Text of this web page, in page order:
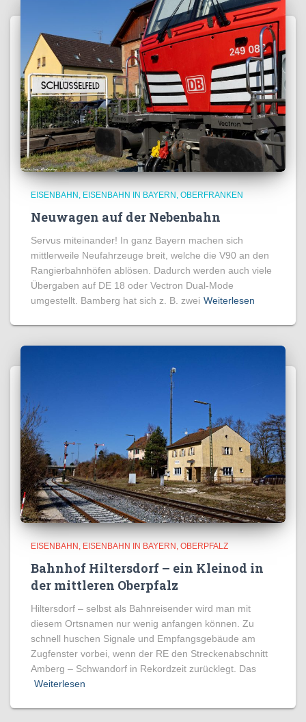
EISENBAHN EISENBAHN IN BAYERN OBERFRANKEN
Neuwagen auf der Nebenbahn
Servus miteinander! In ganz Bayern machen sich
mittlerweile Neufahrzeuge breit, welche die V90 an den
Rangierbahnhöfen ablösen. Dadurch werden auch viele
Übergaben auf DE 18 oder Vectron Dual-Mode
umgestellt. Bamberg hat sich z. B. zwei Weiterlesen
EISENBAHN EISENBAHN IN BAYERN OBERPFALZ
Bahnhof Hiltersdorf – ein Kleinod in
der mittleren Oberpfalz
Hiltersdorf – selbst als Bahnreisender wird man mit
diesem Ortsnamen nur wenig anfangen können. Zu
schnell huschen Signale und Empfangsgebäude am
Zugfenster vorbei, wenn der RE den Streckenabschnitt
Amberg – Schwandorf in Rekordzeit zurücklegt. Das
Weiterlesen